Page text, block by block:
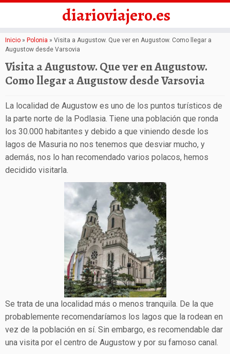
Saltar
al
contenido
diarioviajero.es
Inicio » Polonia » Visita a Augustow. Que ver en Augustow. Como llegar a
Augustow desde Varsovia
Visita a Augustow. Que ver en Augustow.
Como llegar a Augustow desde Varsovia
La localidad de Augustow es uno de los puntos turísticos de
la parte norte de la Podlasia. Tiene una población que ronda
los 30.000 habitantes y debido a que viniendo desde los
lagos de Masuria no nos tenemos que desviar mucho, y
además, nos lo han recomendado varios polacos, hemos
decidido visitarla.
Se trata de una localidad más o menos tranquila. De la que
probablemente recomendaríamos los lagos que la rodean en
vez de la población en sí. Sin embargo, es recomendable dar
una visita por el centro de Augustow y por su famoso canal.